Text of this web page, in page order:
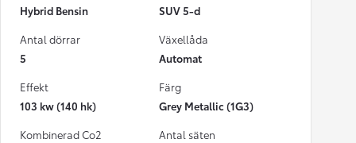
Hybrid Bensin
SUV 5-d
Antal dörrar
5
Växellåda
Automat
Effekt
103 kw (140 hk)
Färg
Grey Metallic (1G3)
Kombinerad Co2
Antal säten